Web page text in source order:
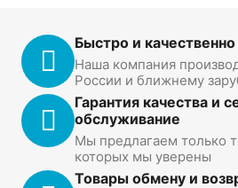
Быстро и
Наша компания
России и ближнему
Гарантия качества и
обслуживание
Мы предлагаем только
которых мы уверены
Товары обмену и